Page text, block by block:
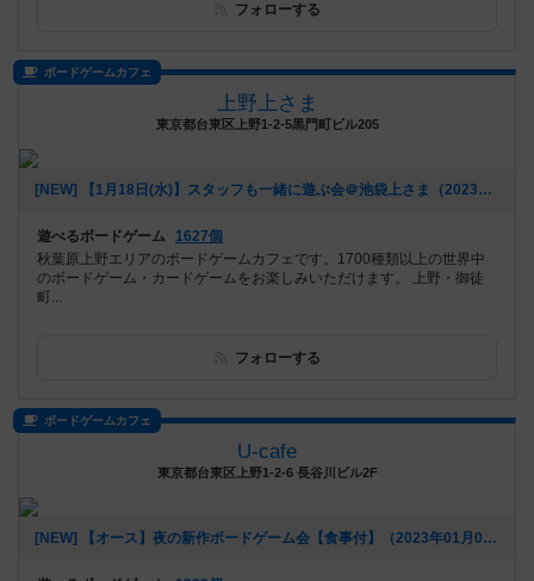
フォローする
ボードゲームカフェ
上野上さま
東京都台東区上野1-2-5黒門町ビル205
[NEW] 【1月18日(水)】スタッフも一緒に遊ぶ会＠池袋上さま（2023年01月09日 23時09分）
遊べるボードゲーム
1627個
秋葉原上野エリアのボードゲームカフェです。1700種類以上の世界中
のボードゲーム・カードゲームをお楽しみいただけます。 上野・御徒
町...
フォローする
ボードゲームカフェ
U-cafe
東京都台東区上野1-2-6 長谷川ビル2F
[NEW] 【オース】夜の新作ボードゲーム会【食事付】（2023年01月09日 20時31分）